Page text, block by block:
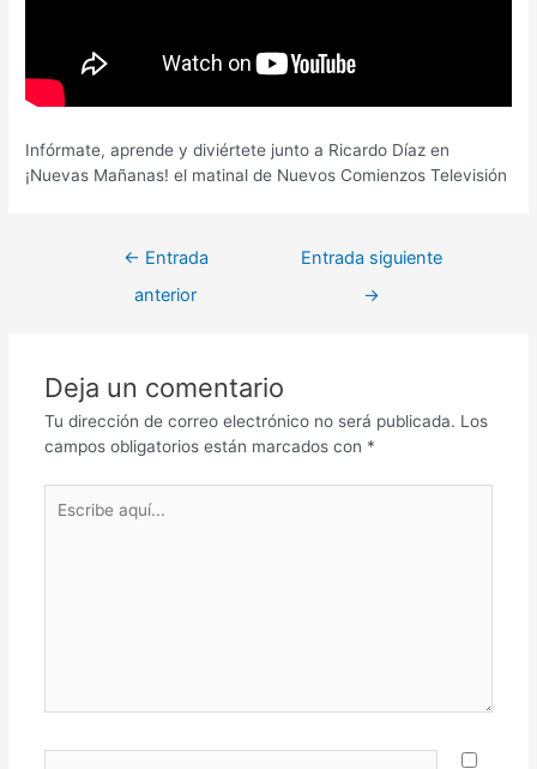
Infórmate, aprende y diviértete junto a Ricardo Díaz en
¡Nuevas Mañanas! el matinal de Nuevos Comienzos Televisión
← Entrada
anterior
Entrada siguiente
→
Deja un comentario
Tu dirección de correo electrónico no será publicada. Los
campos obligatorios están marcados con *
aquí...